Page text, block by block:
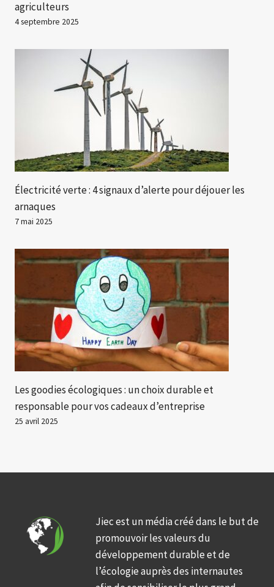
agriculteurs
4 septembre 2025
Électricité verte : 4 signaux d’alerte pour déjouer les
arnaques
7 mai 2025
Les goodies écologiques : un choix durable et
responsable pour vos cadeaux d’entreprise
25 avril 2025
Jiec est un média créé dans le but de
promouvoir les valeurs du
développement durable et de
l’écologie auprès des internautes